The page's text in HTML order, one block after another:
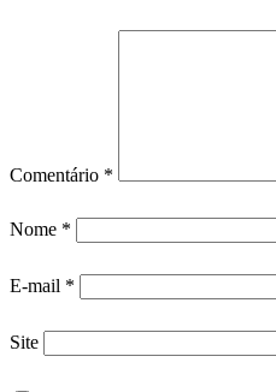
Comentário *
Nome *
E-mail *
Site